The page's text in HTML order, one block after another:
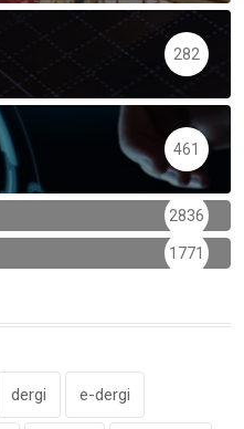
282
461
2836
1771
dergi e-dergi